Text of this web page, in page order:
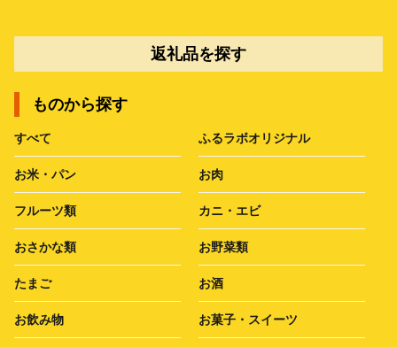
返礼品を探す
ものから探す
すべて ふるラボオリジナル
お米・パン お肉
フルーツ類 カニ・エビ
おさかな類 お野菜類
たまご お酒
お飲み物 お菓子・スイーツ